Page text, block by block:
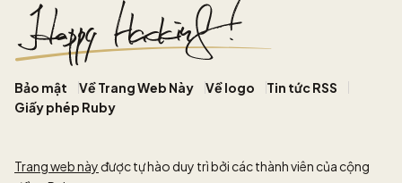
Bảo mật Về Trang Web Này Về logo
Tin tức RSS
Giấy phép Ruby
Trang web nàyđược tự hào duy trì bởi các thành viên của cộng